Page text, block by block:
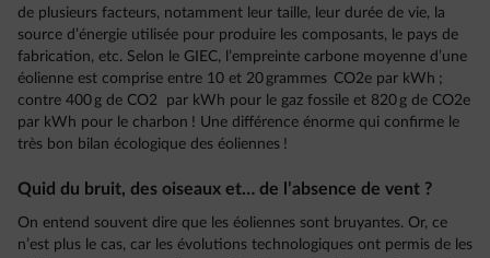
de plusieurs facteurs, notamment leur taille, leur durée de vie, la
source d’énergie utilisée pour produire les composants, le pays de
fabrication, etc. Selon le GIEC, l’empreinte carbone moyenne d’une
éolienne est comprise entre 10 et 20 grammes CO2e par kWh ;
contre 400 g de CO2 par kWh pour le gaz fossile et 820 g de CO2e
par kWh pour le charbon ! Une différence énorme qui confirme le
très bon bilan écologique des éoliennes !
Quid du bruit, des oiseaux et… de l’absence de vent ?
On entend souvent dire que les éoliennes sont bruyantes. Or, ce
n’est plus le cas, car les évolutions technologiques ont permis de les